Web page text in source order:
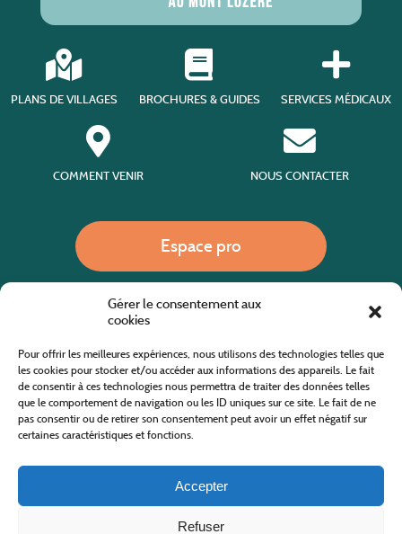
Gérer le consentement aux
cookies
Pour offrir les meilleures expériences, nous utilisons des technologies telles que
les cookies pour stocker et/ou accéder aux informations des appareils. Le fait
de consentir à ces technologies nous permettra de traiter des données telles
que le comportement de navigation ou les ID uniques sur ce site. Le fait de ne
pas consentir ou de retirer son consentement peut avoir un effet négatif sur
certaines caractéristiques et fonctions.
Accepter
Refuser
PLANS DE VILLAGES BROCHURES & GUIDES SERVICES MÉDICAUX
COMMENT VENIR NOUS CONTACTER
Espace pro
Site internet cofinancé par le fonds européen agricole pour le développement rural
L'Europe investit dans les zones rurales